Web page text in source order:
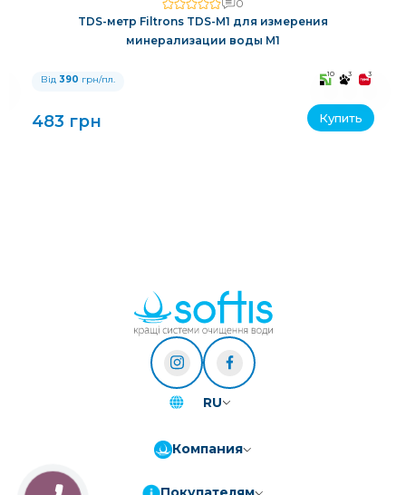
0
TDS-метр Filtrons TDS-M1 для измерения
минерализации воды M1
Від 390 грн/пл. 10 3 3
483 грн Купить
RU
Компания